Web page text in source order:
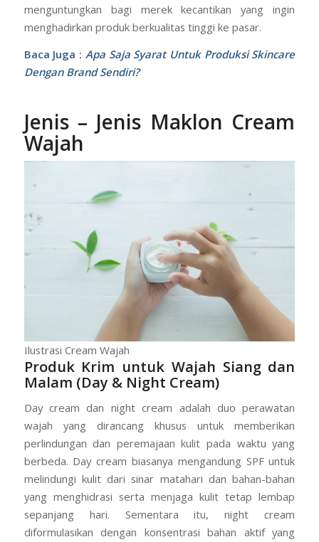
menguntungkan bagi merek kecantikan yang ingin
menghadirkan produk berkualitas tinggi ke pasar.
Baca Juga : Apa Saja Syarat Untuk Produksi Skincare
Dengan Brand Sendiri?
Jenis – Jenis Maklon Cream
Wajah
Ilustrasi Cream Wajah
Produk Krim untuk Wajah Siang dan
Malam (Day & Night Cream)
Day cream dan night cream adalah duo perawatan
wajah yang dirancang khusus untuk memberikan
perlindungan dan peremajaan kulit pada waktu yang
berbeda. Day cream biasanya mengandung SPF untuk
melindungi kulit dari sinar matahari dan bahan-bahan
yang menghidrasi serta menjaga kulit tetap lembap
sepanjang hari. Sementara itu, night cream
diformulasikan dengan konsentrasi bahan aktif yang